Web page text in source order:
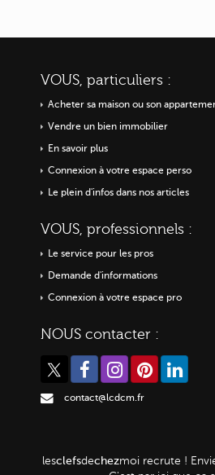
VOUS, particuliers :
Acheter sa maison ou son
Vendre un bien immobilier
En savoir plus
Connexion à votre espace perso
Le plein d'infos dans nos articles
VOUS, professionnels :
Le service pour les pros
Demande d'informations
Connexion à votre espace pro
NOUS contacter :
contact@lcdcm.fr
lesclefsdechezmoi recrute !